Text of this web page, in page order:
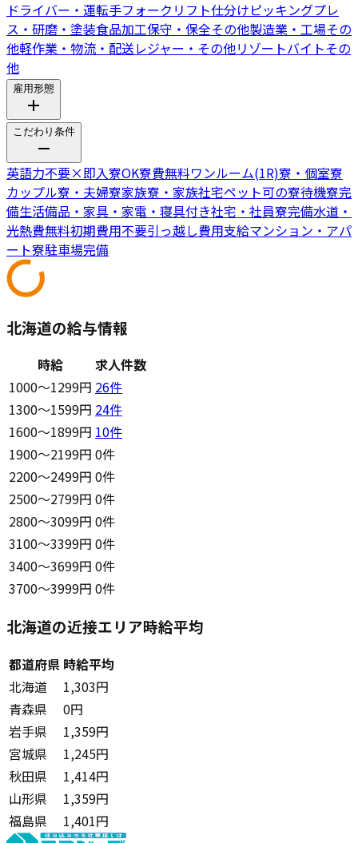
ドライバー・運転手フォークリフト仕分けピッキングプレ
ス・研磨・塗装食品加工保守・保全その他製造業・工場その
他軽作業・物流・配送レジャー・その他リゾートバイトその
他
雇用形態
こだわり条件
英語力不要×即入寮OK寮費無料ワンルーム(1R)寮・個室寮
カップル寮・夫婦寮家族寮・家族社宅ペット可の寮待機寮完
備生活備品・家具・家電・寝具付き社宅・社員寮完備水道・
光熱費無料初期費用不要引っ越し費用支給マンション・アパ
ート寮駐車場完備
北海道の給与情報
時給
求人件数
1000〜1299円 26件
1300〜1599円 24件
1600〜1899円 10件
1900〜2199円 0件
2200〜2499円 0件
2500〜2799円 0件
2800〜3099円 0件
3100〜3399円 0件
3400〜3699円 0件
3700〜3999円 0件
北海道の近接エリア時給平均
都道府県 時給平均
北海道
1,303円
青森県
0円
岩手県
1,359円
宮城県
1,245円
秋田県
1,414円
山形県
1,359円
福島県
1,401円